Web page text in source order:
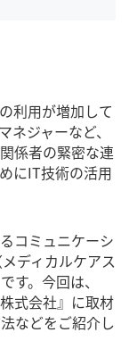
利用が増加して
ジャーなど、
係者の緊密な連
にIT技術の活用
コミュニケーシ
ディカルケアス
す。今回は、
式会社』に取材
などをご紹介し